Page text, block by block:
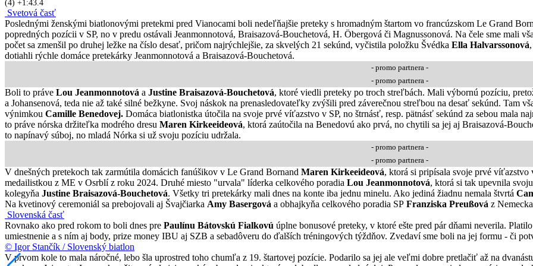
(4) +1:43.4
Svetová časť
Poslednými ženskými biatlonovými pretekmi pred Vianocami boli nedeľňajšie preteky s hromadným štartom vo francúzskom Le Grand
popredných pozícii v SP, no v predu ostávali Jeanmonnotová, Braisazová-Bouchetová, H. Öbergová či Magnussonová. Na čele sme mali
počet sa zmenšil po druhej ležke na číslo desať, pričom najrýchlejšie, za skvelých 21 sekúnd, vyčistila položku Švédka Ella Halvarssonová
dotiahli rýchle domáce pretekárky Jeanmonnotová a Braisazová-Bouchetová.
- promo partnera -
- promo partnera -
Boli to práve Lou Jeanmonnotová a Justine Braisazová-Bouchetová, ktoré viedli preteky po troch streľbách. Mali výbornú pozíciu,
a Johansenová, teda nie až také silné bežkyne. Svoj náskok na prenasledovateľky zvýšili pred záverečnou streľbou na desať sekúnd. Tam
výnimkou Camille Benedovej. Domáca biatlonistka útočila na svoje prvé víťazstvo v SP, no štrnásť, resp. pätnásť sekúnd za sebou mala
to práve nórska držiteľka modrého dresu Maren Kirkeeideová, ktorá zaútočila na Benedovú ako prvá, no chytili sa jej aj Braisazová-
to napínavý súboj, no mladá Nórka si už svoju pozíciu udržala.
- promo partnera -
- promo partnera -
V dnešných pretekoch tak zarmútila domácich fanúšikov v Le Grand Bornand Maren Kirkeeideová, ktorá si pripísala svoje prvé víťazstvo
medailistkou z ME v Osrblí z roku 2024. Druhé miesto "urvala" líderka celkového poradia Lou Jeanmonnotová, ktorá si tak upevnila
kolegyňa Justine Braisazová-Bouchetová. Všetky tri pretekárky mali dnes na konte iba jednu minelu. Ako jediná žiadnu nemala štvrtá
Na kvetinový ceremoniál sa prebojovali aj Švajčiarka Amy Basergová a obhajkyňa celkového poradia SP Franziska Preußová z
Slovenská časť
Rovnako ako pred rokom to boli dnes pre Paulínu Bátovskú Fialkovú úplne bonusové preteky, v ktoré ešte pred pár dňami neverila.
umiestnenie a s ním aj body, prize money IBU aj SZB a sebadôveru do ďalších tréningových týždňov. Zvedaví sme boli na jej formu - či
© Igor Stančík / Slovenský biatlon
V prvom kole to mala náročné, lebo šla uprostred toho chumľa z 19. štartovej pozície. Podarilo sa jej ale veľmi dobre pretlačiť až na